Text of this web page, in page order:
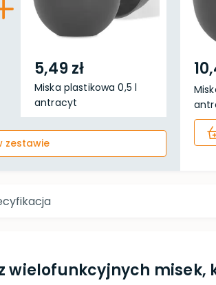
5,49 zł
Miska plastikowa 0,5 l
antracyt
zestawie
wielofunkcyjnych